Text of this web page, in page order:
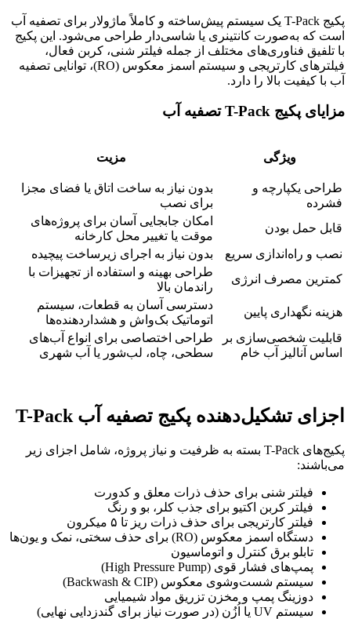
پکیج T-Pack یک سیستم پیش‌ساخته و کاملاً ماژولار برای تصفیه آب
است که به‌صورت کانتینری یا شاسی‌دار طراحی می‌شود. این پکیج
با تلفیق فناوری‌های مختلف از جمله فیلتر شنی، کربن فعال،
فیلترهای کارتریجی و سیستم اسمز معکوس (RO)، توانایی تصفیه
آب با کیفیت بالا را دارد.
مزایای پکیج T-Pack تصفیه آب
ویژگی مزیت
طراحی یکپارچه و
فشرده
بدون نیاز به ساخت اتاق یا فضای مجزا
برای نصب
قابل حمل بودن
امکان جابجایی آسان برای پروژه‌های
موقت یا تغییر محل کارخانه
نصب و راه‌اندازی سریع
بدون نیاز به اجرای زیرساخت پیچیده
کمترین مصرف انرژی
طراحی بهینه و استفاده از تجهیزات با
راندمان بالا
هزینه نگهداری پایین
دسترسی آسان به قطعات، سیستم
اتوماتیک بک‌واش و هشداردهنده‌ها
قابلیت شخصی‌سازی بر
اساس آنالیز آب خام
طراحی اختصاصی برای انواع آب‌های
سطحی، چاه، لب‌شور یا آب شهری
اجزای تشکیل‌دهنده پکیج تصفیه آب T-Pack
پکیج‌های T-Pack بسته به ظرفیت و نیاز پروژه، شامل اجزای زیر
می‌باشند:
فیلتر شنی برای حذف ذرات معلق و کدورت
فیلتر کربن اکتیو برای جذب کلر، بو و رنگ
فیلتر کارتریجی برای حذف ذرات ریز تا ۵ میکرون
دستگاه اسمز معکوس (RO) برای حذف سختی، نمک و یون‌ها
تابلو برق کنترل و اتوماسیون
پمپ‌های فشار قوی (High Pressure Pump)
سیستم شست‌وشوی معکوس (Backwash & CIP)
دوزینگ پمپ و مخزن تزریق مواد شیمیایی
سیستم UV یا اُزُن (در صورت نیاز برای گندزدایی نهایی)